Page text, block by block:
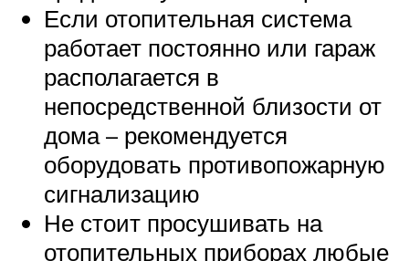
Если отопительная система
работает постоянно или гараж
располагается в
непосредственной близости от
дома – рекомендуется
оборудовать противопожарную
сигнализацию
Не стоит просушивать на
отопительных приборах любые